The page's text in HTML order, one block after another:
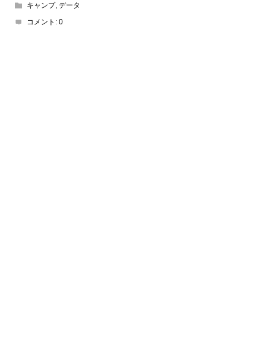
キャンプ, データ
コメント: 0